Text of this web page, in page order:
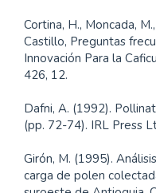
Cortina, H., Moncada,
Castillo, Preguntas
Innovación Para la
426, 12.
Dafni, A. (1992).
(pp. 72-74). IRL Press
Girón, M. (1995).
carga de polen